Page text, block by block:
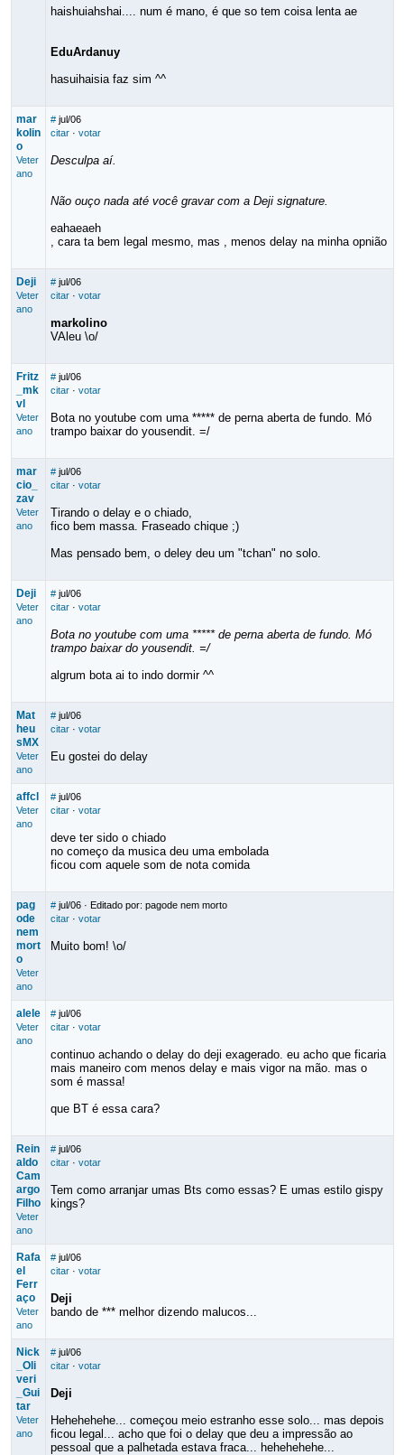
haishuiahshai.... num é mano, é que so tem coisa lenta ae
EduArdanuy
hasuihaisia faz sim ^^
mar
kolin
o
Veter
ano
# jul/06
citar· votar
Desculpa aí.
Não ouço nada até você gravar com a Deji signature.
eahaeaeh
, cara ta bem legal mesmo, mas , menos delay na minha opnião
Deji
Veter
ano
# jul/06
citar· votar
markolino
VAleu \o/
Fritz
_mk
vl
Veter
ano
# jul/06
citar· votar
Bota no youtube com uma ***** de perna aberta de fundo. Mó
trampo baixar do yousendit. =/
mar
cio_
zav
Veter
ano
# jul/06
citar· votar
Tirando o delay e o chiado,
fico bem massa. Fraseado chique ;)
Mas pensado bem, o deley deu um "tchan" no solo.
Deji
Veter
ano
# jul/06
citar· votar
Bota no youtube com uma ***** de perna aberta de fundo. Mó
trampo baixar do yousendit. =/
algrum bota ai to indo dormir ^^
Mat
heu
sMX
Veter
ano
# jul/06
citar· votar
Eu gostei do delay
affcl
Veter
ano
# jul/06
citar· votar
deve ter sido o chiado
no começo da musica deu uma embolada
ficou com aquele som de nota comida
pag
ode
nem
mort
o
Veter
ano
# jul/06· Editado por: pagode nem morto
citar· votar
Muito bom! \o/
alele
Veter
ano
# jul/06
citar· votar
continuo achando o delay do deji exagerado. eu acho que ficaria
mais maneiro com menos delay e mais vigor na mão. mas o
som é massa!
que BT é essa cara?
Rein
aldo
Cam
argo
Filho
Veter
ano
# jul/06
citar· votar
Tem como arranjar umas Bts como essas? E umas estilo gispy
kings?
Rafa
el
Ferr
aço
Veter
ano
# jul/06
citar· votar
Deji
bando de *** melhor dizendo malucos...
Nick
_Oli
veri
_Gui
tar
Veter
ano
# jul/06
citar· votar
Deji
Hehehehehe... começou meio estranho esse solo... mas depois
ficou legal... acho que foi o delay que deu a impressão ao
pessoal que a palhetada estava fraca... hehehehehe...